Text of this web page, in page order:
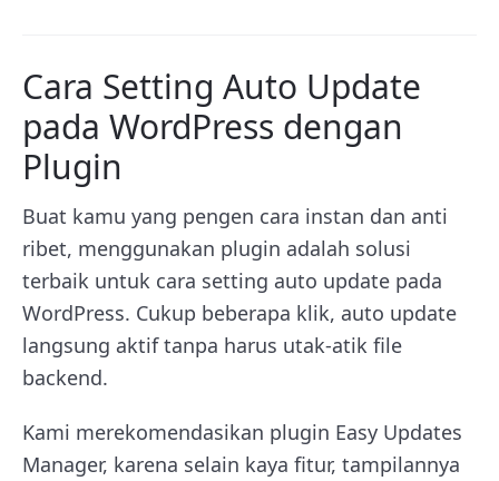
Cara Setting Auto Update
pada WordPress dengan
Plugin
Buat kamu yang pengen cara instan dan anti
ribet, menggunakan plugin adalah solusi
terbaik untuk cara setting auto update pada
WordPress. Cukup beberapa klik, auto update
langsung aktif tanpa harus utak-atik file
backend.
Kami merekomendasikan plugin Easy Updates
Manager, karena selain kaya fitur, tampilannya